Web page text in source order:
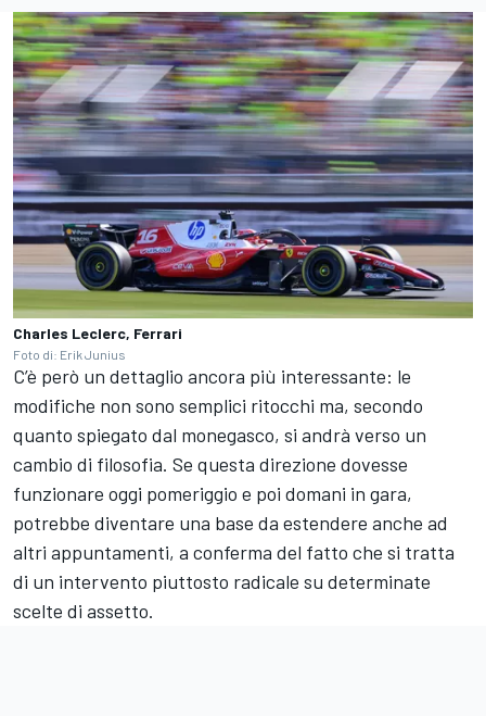
Charles Leclerc, Ferrari
Foto di: Erik Junius
C’è però un dettaglio ancora più interessante: le
modifiche non sono semplici ritocchi ma, secondo
quanto spiegato dal monegasco, si andrà verso un
cambio di filosofia. Se questa direzione dovesse
funzionare oggi pomeriggio e poi domani in gara,
potrebbe diventare una base da estendere anche ad
altri appuntamenti, a conferma del fatto che si tratta
di un intervento piuttosto radicale su determinate
scelte di assetto.